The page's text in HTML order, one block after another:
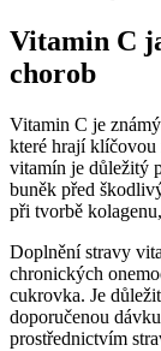
Vitamin C
chorob
Vitamin C je
které hrají klíčovou
vitamín je důležitý
buněk před
při tvorbě
Doplnění stravy
chronických
cukrovka. Je
doporučenou
prostřednictvím